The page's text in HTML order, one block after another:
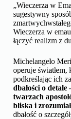
„Wieczerza w
sugestywny
Wieczerza w
łączyć realizm z
Michelangelo
operuje światłem,
podkreślając ich
dbałości o
twarzach
bliska i
dbałość o